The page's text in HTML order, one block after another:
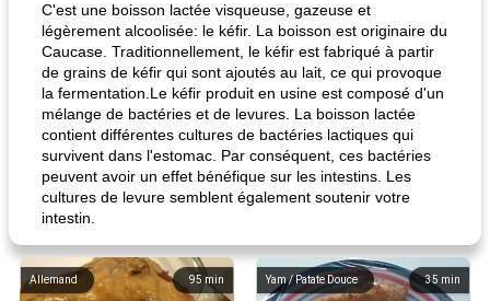
C'est une boisson lactée visqueuse, gazeuse et
légèrement alcoolisée: le kéfir. La boisson est originaire du
Caucase. Traditionnellement, le kéfir est fabriqué à partir
de grains de kéfir qui sont ajoutés au lait, ce qui provoque
la fermentation.Le kéfir produit en usine est composé d'un
mélange de bactéries et de levures. La boisson lactée
contient différentes cultures de bactéries lactiques qui
survivent dans l'estomac. Par conséquent, ces bactéries
peuvent avoir un effet bénéfique sur les intestins. Les
cultures de levure semblent également soutenir votre
intestin.
95 min
Allemand 35 min
Yam / Patate Douce